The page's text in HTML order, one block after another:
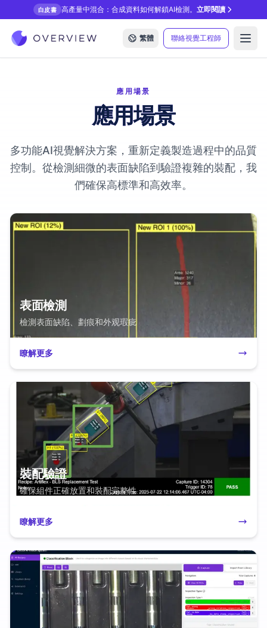
白皮書 高產量中混合：合成資料如何解鎖AI檢測。立即閱讀
繁體 聯絡視覺工程師
應用場景
應用場景
多功能AI視覺解決方案，重新定義製造過程中的品質
控制。從檢測細微的表面缺陷到驗證複雜的裝配，我
們確保高標準和高效率。
表面檢測
檢測表面缺陷、劃痕和外观瑕疵
瞭解更多
裝配驗證
確保組件正確放置和裝配完整性
瞭解更多